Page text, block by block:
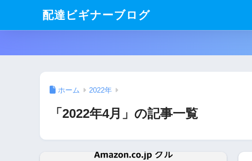
配達ビギナーブログ
ホーム 2022年
「2022年4月」の記事一覧